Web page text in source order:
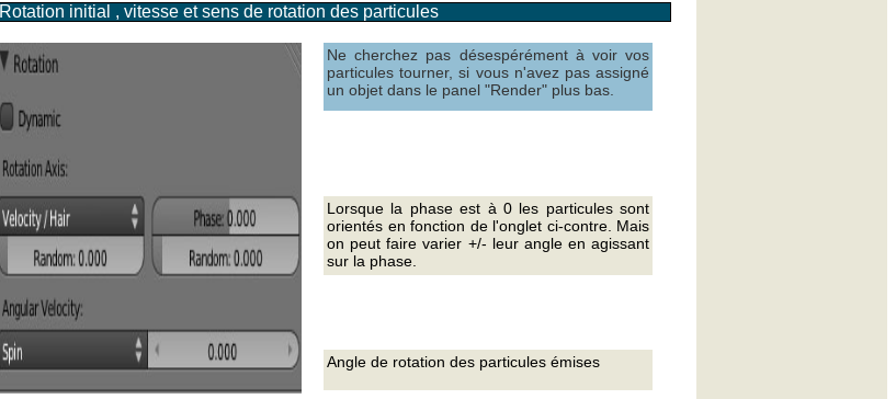
Ne cherchez pas désespérément à voir vos
particules tourner, si vous n'avez pas assigné
un objet dans le panel "Render" plus bas.
Angle de rotation des particules émises
Lorsque la phase est à 0 les particules sont
orientés en fonction de l'onglet ci-contre. Mais
on peut faire varier +/- leur angle en agissant
sur la phase.
Rotation initial , vitesse et sens de rotation des particules